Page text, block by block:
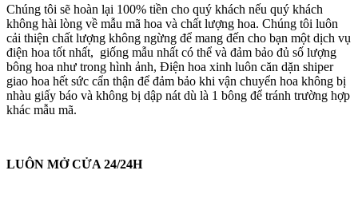
Chúng tôi sẽ hoàn lại 100% tiền cho quý khách nếu quý khách
không hài lòng về mẫu mã hoa và chất lượng hoa. Chúng tôi luôn
cải thiện chất lượng không ngừng để mang đến cho bạn một dịch vụ
điện hoa tốt nhất, giống mẫu nhất có thể và đảm bảo đủ số lượng
bông hoa như trong hình ảnh, Điện hoa xinh luôn căn dặn shiper
giao hoa hết sức cẩn thận để đảm bảo khi vận chuyển hoa không bị
nhàu giấy báo và không bị dập nát dù là 1 bông để tránh trường hợp
khác mẫu mã.
LUÔN MỞ CỬA 24/24H